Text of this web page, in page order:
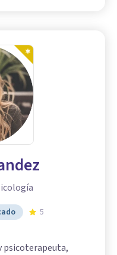
5
psicoterapeuta,